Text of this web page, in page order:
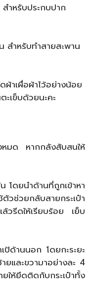
ำหรับประกบปาก
ำหรับทำสายสะพาน
าเผื่อผ้าไว้อย่างน้อย
เข็บด้วยนะคะ
มด หากกลังสับสนให้
โดยนำด้านที่ถูกเข้าหา
วช่วยกลับสายกระเป๋า
วรีดให้เรียบร้อย เย็บ
ป้ด้านนอก โดยกะระยะ
และขวามาอย่างละ 4
ให้ยึดติดกับกระเป๋าทั้ง